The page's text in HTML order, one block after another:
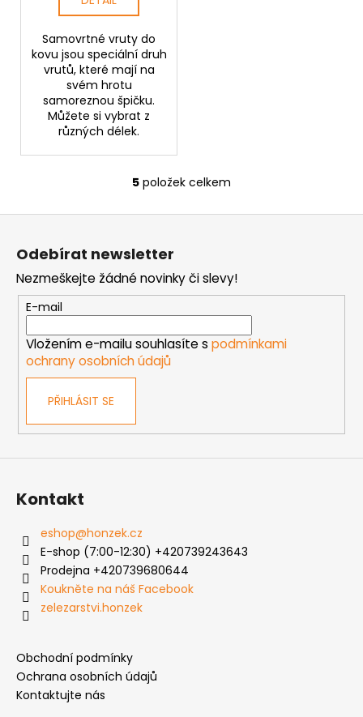
Samovrtné vruty do
kovu jsou speciální druh
vrutů, které mají na
svém hrotu
samoreznou špičku.
Můžete si vybrat z
různých délek.
O
v
a
c
í
p
r
ý
p
5 položek celkem
Odebírat newsletter
Nezmeškejte žádné novinky či slevy!
E-mail
Vložením e-mailu souhlasíte s podmínkami
ochrany osobních údajů
PŘIHLÁSIT SE
Kontakt
eshop@honzek.cz
E-shop (7:00-12:30) +420739243643
Prodejna +420739680644
Koukněte na náš Facebook
zelezarstvi.honzek
Obchodní podmínky
Ochrana osobních údajů
Kontaktujte nás